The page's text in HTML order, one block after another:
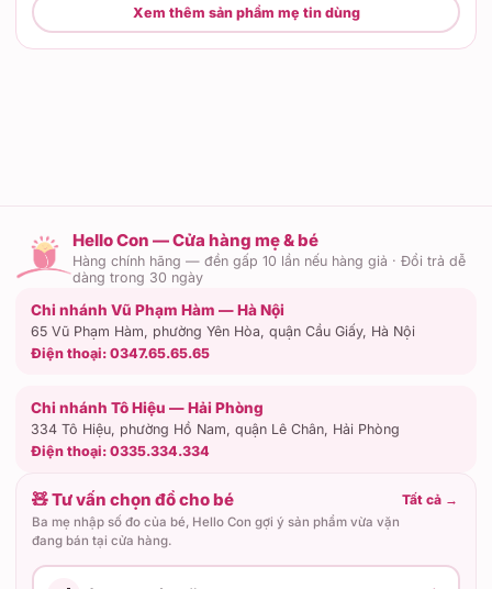
Xem thêm sản phẩm mẹ tin dùng
Hello Con — Cửa hàng mẹ & bé
Hàng chính hãng — đền gấp 10 lần nếu hàng giả · Đổi trả dễ
dàng trong 30 ngày
Chi nhánh Vũ Phạm Hàm — Hà Nội
65 Vũ Phạm Hàm, phường Yên Hòa, quận Cầu Giấy, Hà Nội
Điện thoại: 0347.65.65.65
Chi nhánh Tô Hiệu — Hải Phòng
334 Tô Hiệu, phường Hồ Nam, quận Lê Chân, Hải Phòng
Điện thoại: 0335.334.334
🧸 Tư vấn chọn đồ cho bé
Ba mẹ nhập số đo của bé, Hello Con gợi ý sản phẩm vừa vặn
đang bán tại cửa hàng.
Tất cả →